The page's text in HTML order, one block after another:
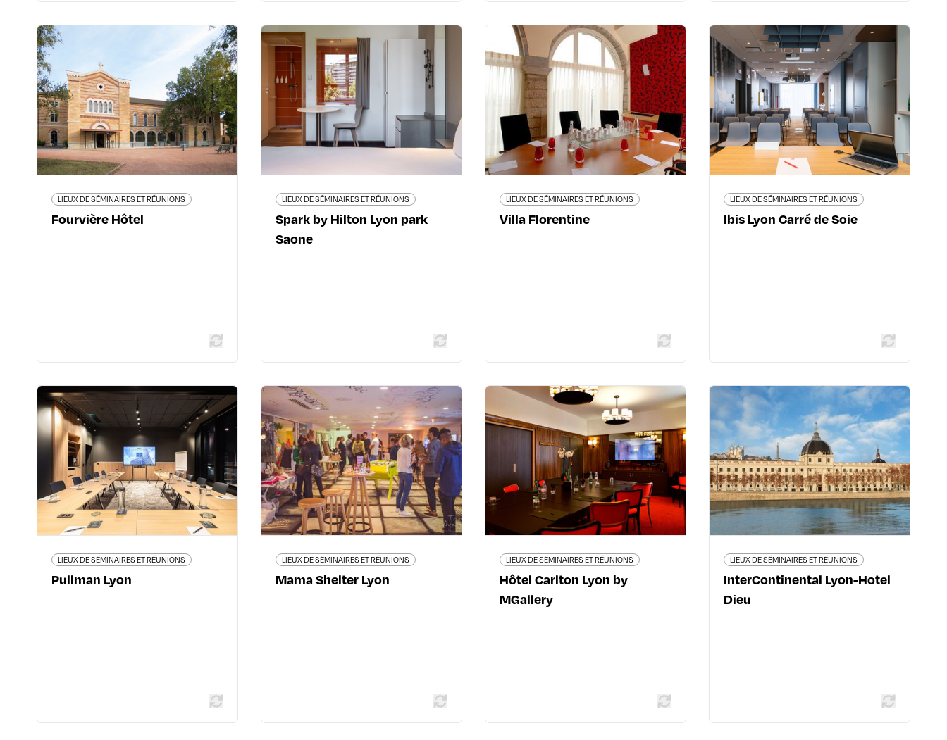
LIEUX DE SÉMINAIRES ET RÉUNIONS
Fourvière Hôtel
LIEUX DE SÉMINAIRES ET RÉUNIONS
Fourvière Hôtel
23 rue Roger Radisson - 69005 Lyon
5ème
04 74 70 07 00
www.fourviere-hotel.com/
LIEUX DE SÉMINAIRES ET RÉUNIONS
Spark by Hilton Lyon park
Saone
LIEUX DE SÉMINAIRES ET RÉUNIONS
Spark by Hilton Lyon
park Saone
26 rue Félix Mangini 2 rue des
Mûriers - 69009 Lyon 9ème
04 72 22 00 00
spark-lyon-park-saone/
LIEUX DE SÉMINAIRES ET RÉUNIONS
Villa Florentine
LIEUX DE SÉMINAIRES ET RÉUNIONS
Villa Florentine
25 montée Saint-Barthélémy -
69005 Lyon 5ème
04 72 56 56 56
www.beauvallon.com/villa-florentine
LIEUX DE SÉMINAIRES ET RÉUNIONS
Ibis Lyon Carré de Soie
LIEUX DE SÉMINAIRES ET RÉUNIONS
Ibis Lyon Carré de Soie
20 avenue des Canuts CS 10081 -
69120 Vaulx-en-Velin
04 69 84 28 54
www.accorhotels.com/fr/hotel-
A0D8-ibis-lyon-carre-de-soie-
opening-march-
description
LIEUX DE SÉMINAIRES ET RÉUNIONS
Pullman Lyon
LIEUX DE SÉMINAIRES ET RÉUNIONS
Pullman Lyon
44 boulevard Marius Vivier Merle
Place Béraudier - 69003 Lyon 3ème
04 12 05 03 70
all.accor.com/hotel/C177/index.fr.shtml
LIEUX DE SÉMINAIRES ET RÉUNIONS
Mama Shelter Lyon
LIEUX DE SÉMINAIRES ET RÉUNIONS
Mama Shelter Lyon
13 rue Domer - 69007 Lyon 7ème
04 78 02 58 00
fr.mamashelter.com/lyon/
LIEUX DE SÉMINAIRES ET RÉUNIONS
Hôtel Carlton Lyon by
MGallery
LIEUX DE SÉMINAIRES ET RÉUNIONS
Hôtel Carlton Lyon by
MGallery
4 rue Jussieu - 69002 Lyon 2ème
04 78 42 56 51
www.accorhotels.com/fr/hotel-2950-
hotel-carlton-lyon-mgallery-
collection/index.shtml
LIEUX DE SÉMINAIRES ET RÉUNIONS
InterContinental Lyon-Hotel
Dieu
LIEUX DE SÉMINAIRES ET RÉUNIONS
InterContinental Lyon-
Hotel Dieu
20 quai Jules Courmont - 69002
Lyon 2ème
04 26 99 23 23
lyon.intercontinental.com/